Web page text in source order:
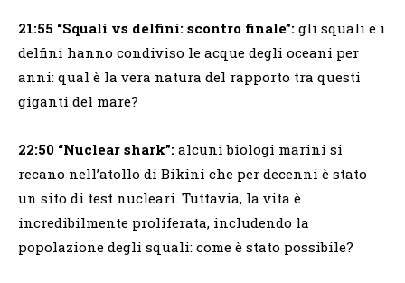
21:55 “Squali vs delfini: scontro finale”: gli squali e i
delfini hanno condiviso le acque degli oceani per
anni: qual è la vera natura del rapporto tra questi
giganti del mare?
22:50 “Nuclear shark”: alcuni biologi marini si
recano nell’atollo di Bikini che per decenni è stato
un sito di test nucleari. Tuttavia, la vita è
incredibilmente proliferata, includendo la
popolazione degli squali: come è stato possibile?